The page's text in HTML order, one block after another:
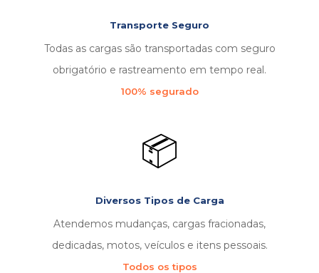
Transporte Seguro
Todas as cargas são transportadas com seguro
obrigatório e rastreamento em tempo real.
100% segurado
📦
Diversos Tipos de Carga
Atendemos mudanças, cargas fracionadas,
dedicadas, motos, veículos e itens pessoais.
Todos os tipos